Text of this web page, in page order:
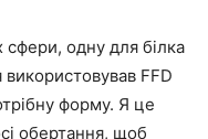
сфери, одну для білка
використовував FFD
форму. Я це
обертання, щоб